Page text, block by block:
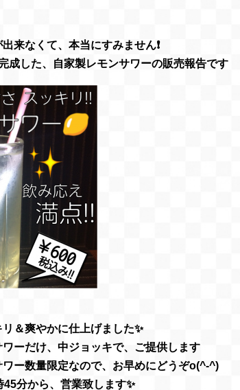
来なくて、本当にすみません❗
成した、自家製レモンサワーの販売報告です
＆爽やかに仕上げました✨
ーだけ、中ジョッキで、ご提供します
ー数量限定なので、お早めにどうぞo(^-^)
分から、営業致します✨